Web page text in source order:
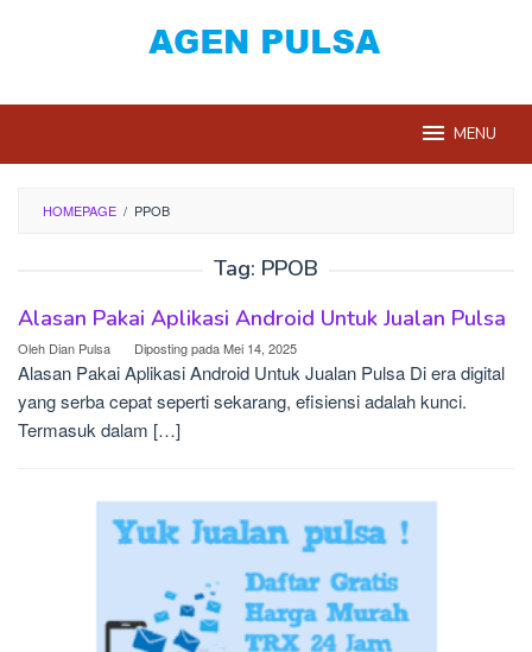
MENU
HOMEPAGE / PPOB
Tag: PPOB
Alasan Pakai Aplikasi Android Untuk Jualan Pulsa
Oleh Dian Pulsa Diposting padaMei 14, 2025
Alasan Pakai Aplikasi Android Untuk Jualan Pulsa Di era digital
yang serba cepat seperti sekarang, efisiensi adalah kunci.
Termasuk dalam […]